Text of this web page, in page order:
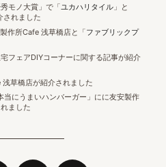
モノ大賞」で「ユカハリタイル」と
されました
作所Cafe 浅草橋店と「ファブリックプ
フェアDIYコーナーに関する記事が紹介
草橋店が紹介されました
当にうまいハンバーガー」にに友安製作
ました